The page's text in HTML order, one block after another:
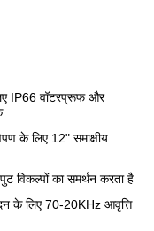
IP66 वॉटरप्रूफ और
के लिए 12" समाक्षीय
विकल्पों का समर्थन करता है
के लिए 70-20KHz आवृत्ति